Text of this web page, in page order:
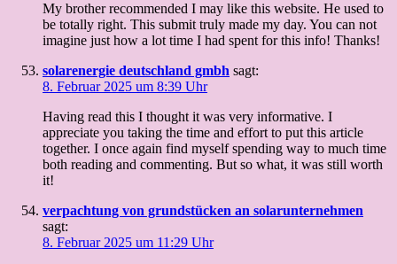
My brother recommended I may like this website. He used to
be totally right. This submit truly made my day. You can not
imagine just how a lot time I had spent for this info! Thanks!
solarenergie deutschland gmbh sagt:
8. Februar 2025 um 8:39 Uhr
Having read this I thought it was very informative. I
appreciate you taking the time and effort to put this article
together. I once again find myself spending way to much time
both reading and commenting. But so what, it was still worth
it!
verpachtung von grundstücken an solarunternehmen
sagt:
8. Februar 2025 um 11:29 Uhr